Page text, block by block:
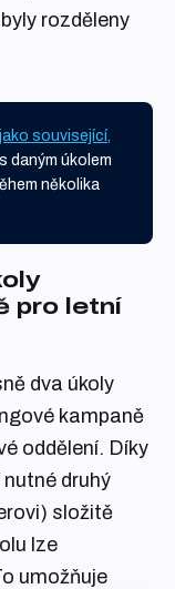
rozděleny
související,
daným úkolem
několika
pro letní
dva úkoly
kampaně
oddělení. Díky
druhý
složitě
lze
umožňuje